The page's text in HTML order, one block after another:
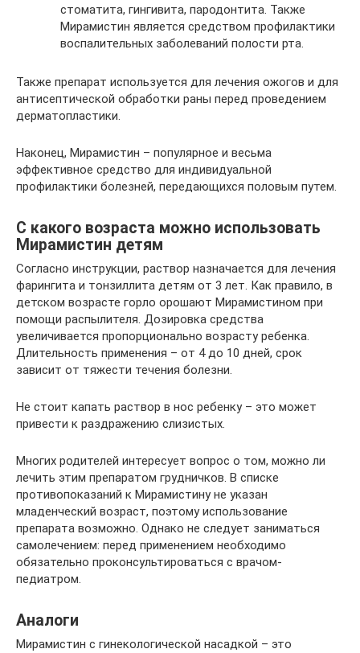
стоматита, гингивита, пародонтита. Также
Мирамистин является средством профилактики
воспалительных заболеваний полости рта.
Также препарат используется для лечения ожогов и для
антисептической обработки раны перед проведением
дерматопластики.
Наконец, Мирамистин – популярное и весьма
эффективное средство для индивидуальной
профилактики болезней, передающихся половым путем.
С какого возраста можно использовать
Мирамистин детям
Согласно инструкции, раствор назначается для лечения
фарингита и тонзиллита детям от 3 лет. Как правило, в
детском возрасте горло орошают Мирамистином при
помощи распылителя. Дозировка средства
увеличивается пропорционально возрасту ребенка.
Длительность применения – от 4 до 10 дней, срок
зависит от тяжести течения болезни.
Не стоит капать раствор в нос ребенку – это может
привести к раздражению слизистых.
Многих родителей интересует вопрос о том, можно ли
лечить этим препаратом грудничков. В списке
противопоказаний к Мирамистину не указан
младенческий возраст, поэтому использование
препарата возможно. Однако не следует заниматься
самолечением: перед применением необходимо
обязательно проконсультироваться с врачом-
педиатром.
Аналоги
Мирамистин с гинекологической насадкой – это